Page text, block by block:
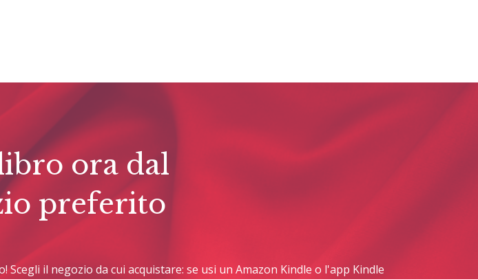
ora dal
preferito
il negozio da cui acquistare: se usi un Amazon Kindle o l'app Kindle